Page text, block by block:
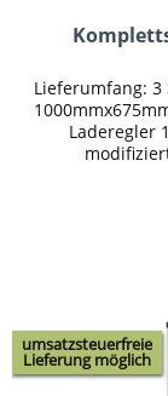
Lieferumfang:
Laderegler
umsatzsteuerfreie
Lieferung möglich